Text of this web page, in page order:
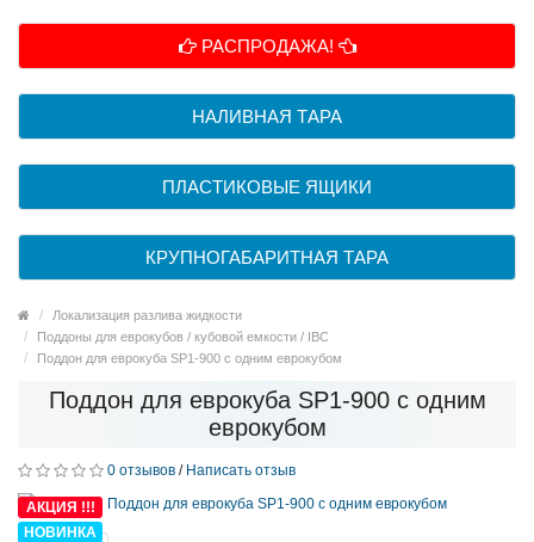
РАСПРОДАЖА!
НАЛИВНАЯ ТАРА
ПЛАСТИКОВЫЕ ЯЩИКИ
КРУПНОГАБАРИТНАЯ ТАРА
Локализация разлива жидкости
Поддоны для еврокубов / кубовой емкости / IBC
Поддон для еврокуба SP1-900 с одним еврокубом
Поддон для еврокуба SP1-900 с одним
еврокубом
0 отзывов / Написать отзыв
АКЦИЯ !!!
НОВИНКА